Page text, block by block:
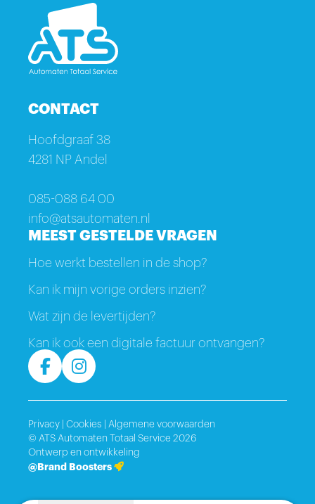
CONTACT
Hoofdgraaf 38
4281 NP Andel
085-088 64 00
info@atsautomaten.nl
MEEST GESTELDE VRAGEN
Hoe werkt bestellen in de shop?
Kan ik mijn vorige orders inzien?
Wat zijn de levertijden?
Kan ik ook een digitale factuur ontvangen?
Ontwerp en ontwikkeling
@Brand Boosters
© ATS Automaten Totaal Service 2026
Privacy Cookies Algemene voorwaarden